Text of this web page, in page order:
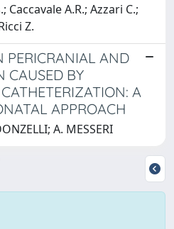
Caccavale A.R.; Azzari C.;
Z.
PERICRANIAL AND
CAUSED BY
A
APPROACH
A. MESSERI